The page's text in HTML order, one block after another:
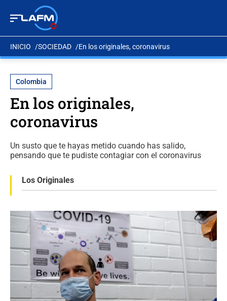
INICIO SOCIEDAD En los originales, coronavirus
Colombia
En los originales,
coronavirus
Un susto que te hayas metido cuando has salido,
pensando que te pudiste contagiar con el coronavirus
Los Originales